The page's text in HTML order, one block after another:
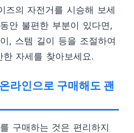
즈의 자전거를 시승해 보세
안 불편한 부분이 있다면,
, 스템 길이 등을 조절하여
자세를 찾아보세요.
라인으로 구매해도 괜
구매하는 것은 편리하지